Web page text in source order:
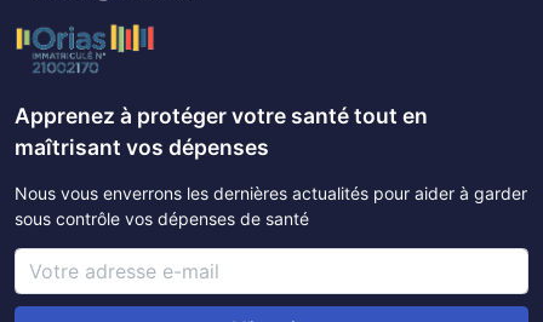
Apprenez à protéger votre santé tout en
maîtrisant vos dépenses
Nous vous enverrons les dernières actualités pour aider à garder
sous contrôle vos dépenses de santé